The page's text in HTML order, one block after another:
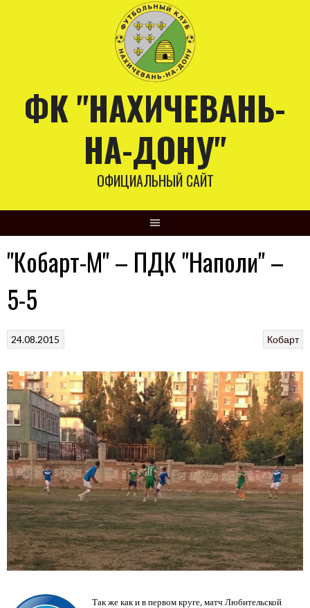
ФК "НАХИЧЕВАНЬ-
НА-ДОНУ"
ОФИЦИАЛЬНЫЙ САЙТ
"Кобарт-М" – ПДК "Наполи" –
5-5
Кобарт
24.08.2015
Так же как и в первом круге, матч Любительской